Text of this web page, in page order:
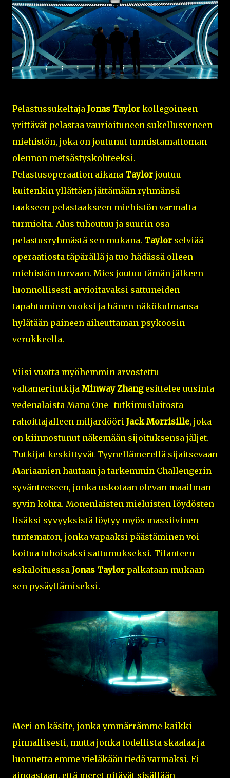
Pelastussukeltaja Jonas Taylor kollegoineen
yrittävät pelastaa vaurioituneen sukellusveneen
miehistön, joka on joutunut tunnistamattoman
olennon metsästyskohteeksi.
Pelastusoperaation aikana Taylor joutuu
kuitenkin yllättäen jättämään ryhmänsä
taakseen pelastaakseen miehistön varmalta
turmiolta. Alus tuhoutuu ja suurin osa
pelastusryhmästä sen mukana. Taylor selviää
operaatiosta täpärällä ja tuo hädässä olleen
miehistön turvaan. Mies joutuu tämän jälkeen
luonnollisesti arvioitavaksi sattuneiden
tapahtumien vuoksi ja hänen näkökulmansa
hylätään paineen aiheuttaman psykoosin
verukkeella.
Viisi vuotta myöhemmin arvostettu
valtameritutkija Minway Zhang esittelee uusinta
vedenalaista Mana One -tutkimuslaitosta
rahoittajalleen miljardööri Jack Morrisille, joka
on kiinnostunut näkemään sijoituksensa jäljet.
Tutkijat keskittyvät Tyynellämerellä sijaitsevaan
Mariaanien hautaan ja tarkemmin Challengerin
syvänteeseen, jonka uskotaan olevan maailman
syvin kohta. Monenlaisten mieluisten löydösten
lisäksi syvyyksistä löytyy myös massiivinen
tuntematon, jonka vapaaksi päästäminen voi
koitua tuhoisaksi sattumukseksi. Tilanteen
eskaloituessa Jonas Taylor palkataan mukaan
sen pysäyttämiseksi.
Meri on käsite, jonka ymmärrämme kaikki
pinnallisesti, mutta jonka todellista skaalaa ja
luonnetta emme vieläkään tiedä varmaksi. Ei
ainoastaan, että meret pitävät sisällään